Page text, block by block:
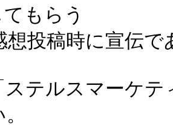
もらう
投稿時に宣伝で
テルスマーケ